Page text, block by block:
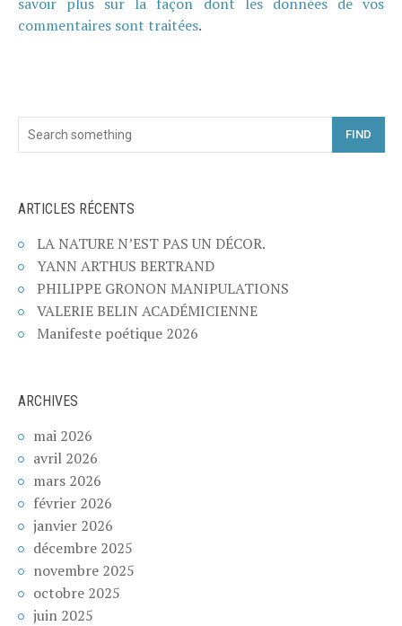
commentaires sont traitées.
FIND
ARTICLES RÉCENTS
LA NATURE N’EST PAS UN DÉCOR.
YANN ARTHUS BERTRAND
PHILIPPE GRONON MANIPULATIONS
VALERIE BELIN ACADÉMICIENNE
Manifeste poétique 2026
ARCHIVES
mai 2026
avril 2026
mars 2026
février 2026
janvier 2026
décembre 2025
novembre 2025
octobre 2025
juin 2025